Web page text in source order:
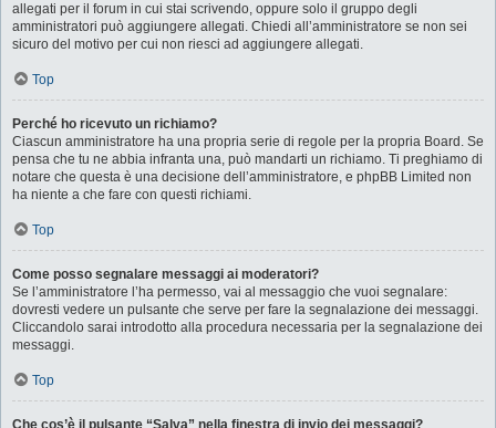
allegati per il forum in cui stai scrivendo, oppure solo il gruppo degli
amministratori può aggiungere allegati. Chiedi all’amministratore se non sei
sicuro del motivo per cui non riesci ad aggiungere allegati.
Top
Perché ho ricevuto un richiamo?
Ciascun amministratore ha una propria serie di regole per la propria Board. Se
pensa che tu ne abbia infranta una, può mandarti un richiamo. Ti preghiamo di
notare che questa è una decisione dell’amministratore, e phpBB Limited non
ha niente a che fare con questi richiami.
Top
Come posso segnalare messaggi ai moderatori?
Se l’amministratore l’ha permesso, vai al messaggio che vuoi segnalare:
dovresti vedere un pulsante che serve per fare la segnalazione dei messaggi.
Cliccandolo sarai introdotto alla procedura necessaria per la segnalazione dei
messaggi.
Top
Che cos’è il pulsante “Salva” nella finestra di invio dei messaggi?